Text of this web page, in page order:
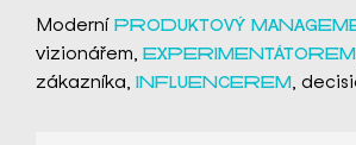
Moderní PRODUKTOVÝ
vizionářem, EXPERIMENTÁTOREM
zákazníka, INFLUENCEREM ,